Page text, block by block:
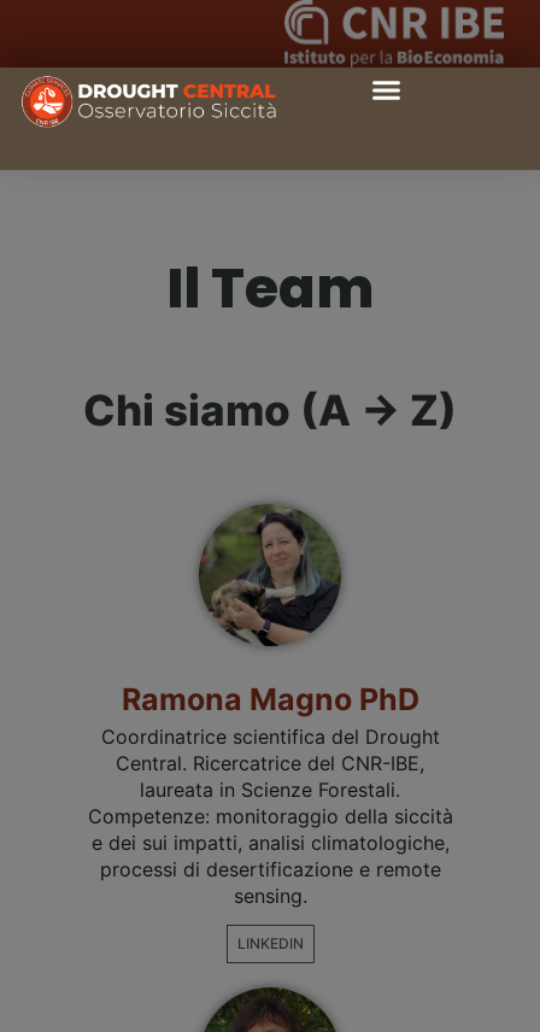
Il Team
Chi siamo (A -> Z)
Ramona Magno PhD
Coordinatrice scientifica del Drought
Central. Ricercatrice del CNR-IBE,
laureata in Scienze Forestali.
Competenze: monitoraggio della siccità
e dei sui impatti, analisi climatologiche,
processi di desertificazione e remote
sensing.
LINKEDIN